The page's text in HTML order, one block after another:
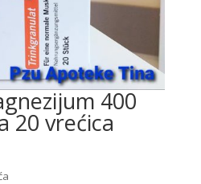
400
20 vrećica